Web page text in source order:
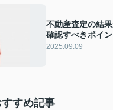
不動産査定の結
確認すべきポイ
2025.09.09
すめ記事